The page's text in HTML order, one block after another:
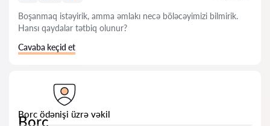
Boşanmaq istəyirik, amma əmlakı necə böləcəyimizi bilmirik.
Hansı qaydalar tətbiq olunur?
Cavaba keçid et
Borc ödənişi üzrə vəkil
Borc